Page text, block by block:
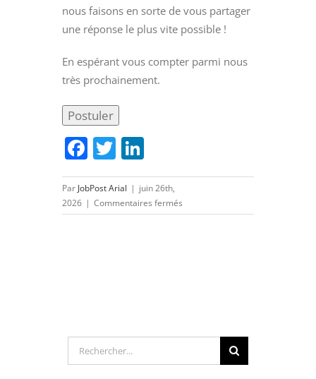
nous faisons en sorte de vous partager
une réponse le plus vite possible !
En espérant vous compter parmi nous
très prochainement.
Facebook
Twitter
Par JobPost Arial | juin 26th,
2026 | Commentaires fermés
PMO
Rechercher: